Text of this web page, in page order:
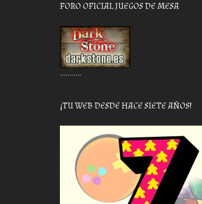
FORO OFICIAL JUEGOS DE MESA
………..
¡TU WEB DESDE HACE SIETE AÑOS!